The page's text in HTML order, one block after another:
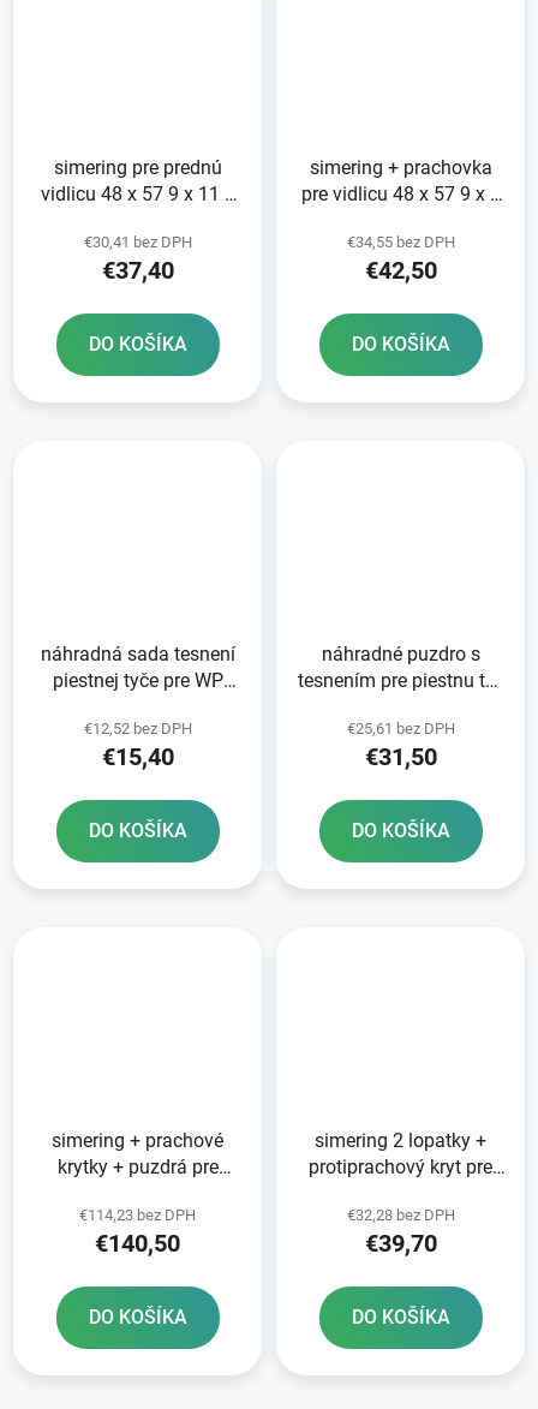
simering pre prednú
vidlicu 48 x 57 9 x 11 5
opravu 2 tlmičov
€30,41 bez DPH
€37,40
DO KOŠÍKA
simering + prachovka
pre vidlicu 48 x 57 9 x 9
zeleno-červená
€34,55 bez DPH
€42,50
DO KOŠÍKA
náhradná sada tesnení
piestnej tyče pre WP
€12,52 bez DPH
€15,40
DO KOŠÍKA
náhradné puzdro s
tesnením pre piestnu tyč
mm SKF
€25,61 bez DPH
€31,50
DO KOŠÍKA
simering + prachové
krytky + puzdrá pre
mm SKF
€114,23 bez DPH
€140,50
DO KOŠÍKA
simering 2 lopatky +
protiprachový kryt pre
WP 48 mm SKF
€32,28 bez DPH
€39,70
DO KOŠÍKA